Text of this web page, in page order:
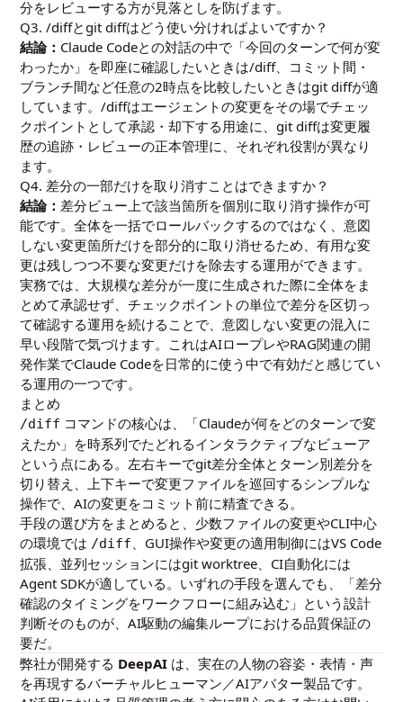
分をレビューする方が見落としを防げます。
Q3. /diffとgit diffはどう使い分ければよいですか？
結論： Claude Codeとの対話の中で「今回のターンで何が変
わったか」を即座に確認したいときは/diff、コミット間・
ブランチ間など任意の2時点を比較したいときはgit diffが適
しています。/diffはエージェントの変更をその場でチェッ
クポイントとして承認・却下する用途に、git diffは変更履
歴の追跡・レビューの正本管理に、それぞれ役割が異なり
ます。
Q4. 差分の一部だけを取り消すことはできますか？
結論： 差分ビュー上で該当箇所を個別に取り消す操作が可
能です。全体を一括でロールバックするのではなく、意図
しない変更箇所だけを部分的に取り消せるため、有用な変
更は残しつつ不要な変更だけを除去する運用ができます。
実務では、大規模な差分が一度に生成された際に全体をま
とめて承認せず、チェックポイントの単位で差分を区切っ
て確認する運用を続けることで、意図しない変更の混入に
早い段階で気づけます。これはAIロープレやRAG関連の開
発作業でClaude Codeを日常的に使う中で有効だと感じてい
る運用の一つです。
まとめ
/diff コマンドの核心は、「Claudeが何をどのターンで変
えたか」を時系列でたどれるインタラクティブなビューア
という点にある。左右キーでgit差分全体とターン別差分を
切り替え、上下キーで変更ファイルを巡回するシンプルな
操作で、AIの変更をコミット前に精査できる。
手段の選び方をまとめると、少数ファイルの変更やCLI中心
の環境では /diff、GUI操作や変更の適用制御にはVS Code
拡張、並列セッションにはgit worktree、CI自動化には
Agent SDKが適している。いずれの手段を選んでも、「差分
確認のタイミングをワークフローに組み込む」という設計
判断そのものが、AI駆動の編集ループにおける品質保証の
要だ。
弊社が開発する DeepAI は、実在の人物の容姿・表情・声
を再現するバーチャルヒューマン／AIアバター製品です。